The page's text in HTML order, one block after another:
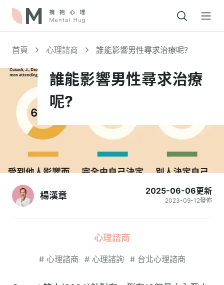
首頁 心理諮商 誰能影響男性尋求治療呢?
誰能影響男性尋求治療
呢?
楊漢章 2025-06-06更新
2023-09-12發佈
心理諮商
# 心理諮商 # 心理諮詢 # 台北心理諮商